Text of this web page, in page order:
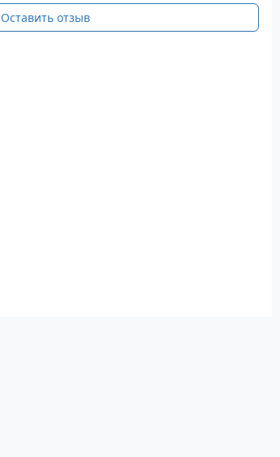
Оставить отзыв